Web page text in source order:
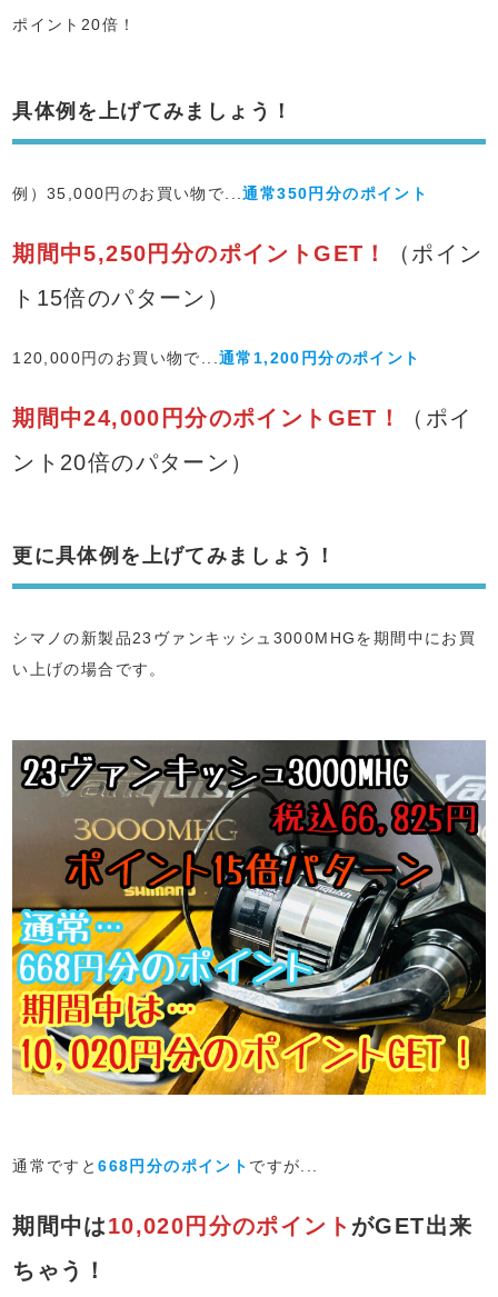
ポイント20倍！
具体例を上げてみましょう！
例）35,000円のお買い物で...通常350円分のポイント
期間中5,250円分のポイントGET！
（ポイン
ト15倍のパターン）
120,000円のお買い物で...通常1,200円分のポイント
期間中24,000円分のポイントGET！
（ポイ
ント20倍のパターン）
更に具体例を上げてみましょう！
シマノの新製品23ヴァンキッシュ3000MHGを期間中にお買
い上げの場合です。
通常ですと668円分のポイント ですが...
期間中は10,020円分のポイント がGET出来
ちゃう！